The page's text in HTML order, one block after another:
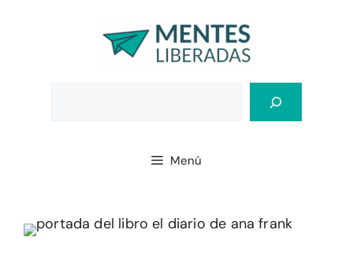
Menú